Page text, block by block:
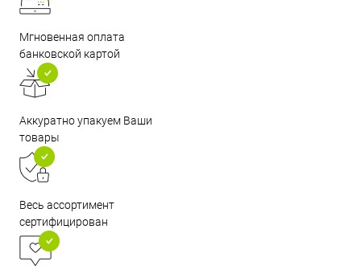
Мгновенная оплата
банковской картой
Аккуратно упакуем Ваши
товары
Весь ассортимент
сертифицирован